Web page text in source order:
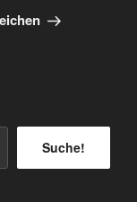
Suche!